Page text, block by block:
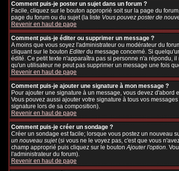
Comment puis-je poster un sujet dans un forum ?
Facile, cliquez sur le bouton approprié soit sur la page du
page du forum ou du sujet (la listeVous pouvez poster de
Revenir en haut de page
Comment puis-je éditer ou supprimer un message ?
A moins que vous soyez l'administrateur ou modérateur du
cliquant sur le boutonEditerdu message concerné. Si
édité. Ce petit texte n'apparaîtra pas si personne n'a répondu,
qu'un utilisateur ne peut pas supprimer un message une fois
Revenir en haut de page
Comment puis-je ajouter une signature à mon message ?
Pour ajouter une signature à un message, vous devez
Vous pouvez aussi ajouter votre signature à tous vos
signature lors de sa composition).
Revenir en haut de page
Comment puis-je créer un sondage ?
Créer un sondage est facile; lorsque vous postez un nouveau
un nouveau sujet(si vous ne le voyez pas, c'est que vous
champ approprié puis cliquez sur le boutonAjouter l'option.
l'administrateur du forum).
Revenir en haut de page